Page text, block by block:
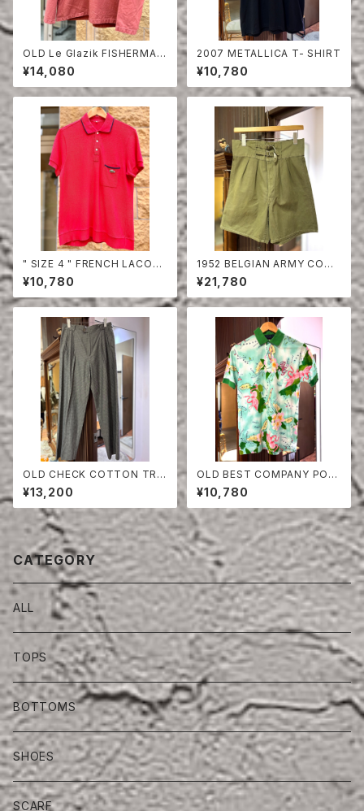
OLD Le Glazik FISHERMAN
SMOCK ONE WASH
¥14,080
2007 METALLICA T- SHIRT
¥10,780
" SIZE 4 " FRENCH LACOS
TE POLO SHIRT HALF SLE
EVE
¥10,780
1952 BELGIAN ARMY COTT
ON SHORTS
¥21,780
OLD CHECK COTTON TRO
USERS
¥13,200
OLD BEST COMPANY POL
O SHIRT
¥10,780
CATEGORY
ALL
TOPS
BOTTOMS
SHOES
SCARF